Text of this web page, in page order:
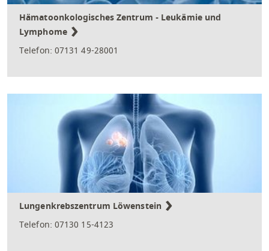
Hämatoonkologisches Zentrum - Leukämie und
Lymphome
Telefon: 07131 49-28001
Lungenkrebszentrum Löwenstein
Telefon: 07130 15-4123